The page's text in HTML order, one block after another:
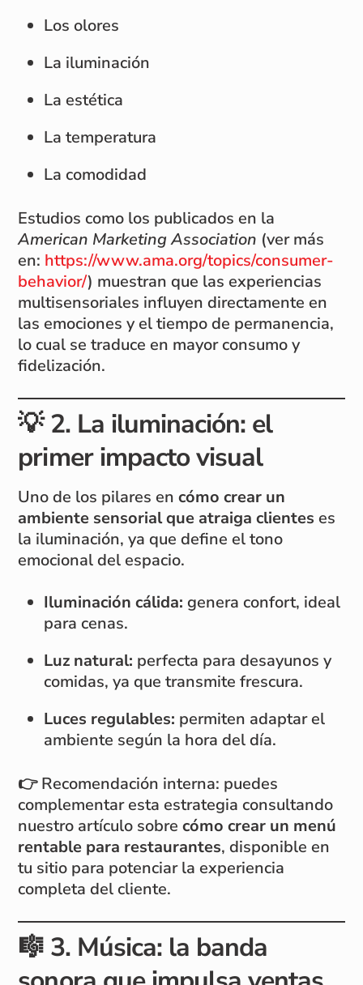
Los olores
La iluminación
La estética
La temperatura
La comodidad
Estudios como los publicados en la
American Marketing Association (ver más
en: https://www.ama.org/topics/consumer-
behavior/) muestran que las experiencias
multisensoriales influyen directamente en
las emociones y el tiempo de permanencia,
lo cual se traduce en mayor consumo y
fidelización.
💡2. La iluminación: el
primer impacto visual
Uno de los pilares encómo crear un
ambiente sensorial que atraiga clientes es
la iluminación, ya que define el tono
emocional del espacio.
Iluminación cálida: genera confort, ideal
para cenas.
Luz natural: perfecta para desayunos y
comidas, ya que transmite frescura.
Luces regulables: permiten adaptar el
ambiente según la hora del día.
👉 Recomendación interna: puedes
complementar esta estrategia consultando
nuestro artículo sobrecómo crear un menú
rentable para restaurantes, disponible en
tu sitio para potenciar la experiencia
completa del cliente.
🎼 3. Música: la banda